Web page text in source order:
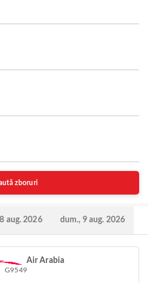
zboruri
aug. 2026 dum., 9 aug. 2026
Air Arabia
G9549